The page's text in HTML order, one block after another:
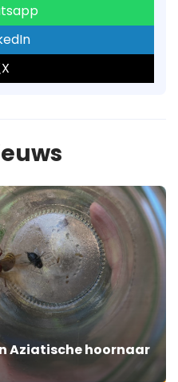
X
Aziatische hoornaar